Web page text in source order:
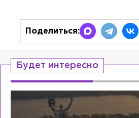
Поделиться:
Будет интересно